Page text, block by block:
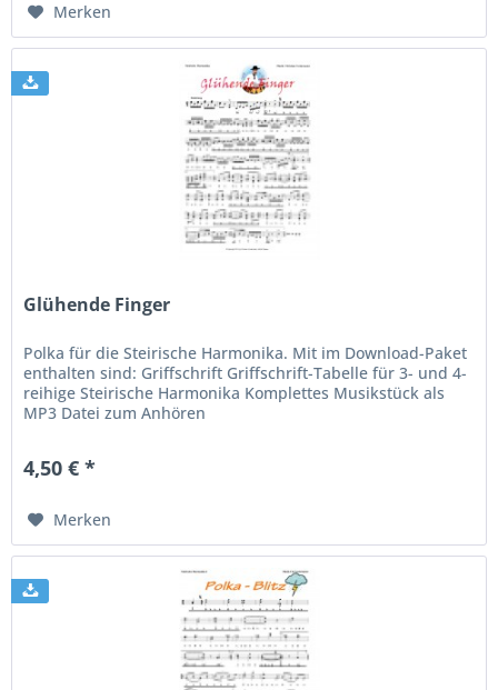
Merken
Glühende Finger
Polka für die Steirische Harmonika. Mit im Download-Paket
enthalten sind: Griffschrift Griffschrift-Tabelle für 3- und 4-
reihige Steirische Harmonika Komplettes Musikstück als
MP3 Datei zum Anhören
4,50 € *
Merken